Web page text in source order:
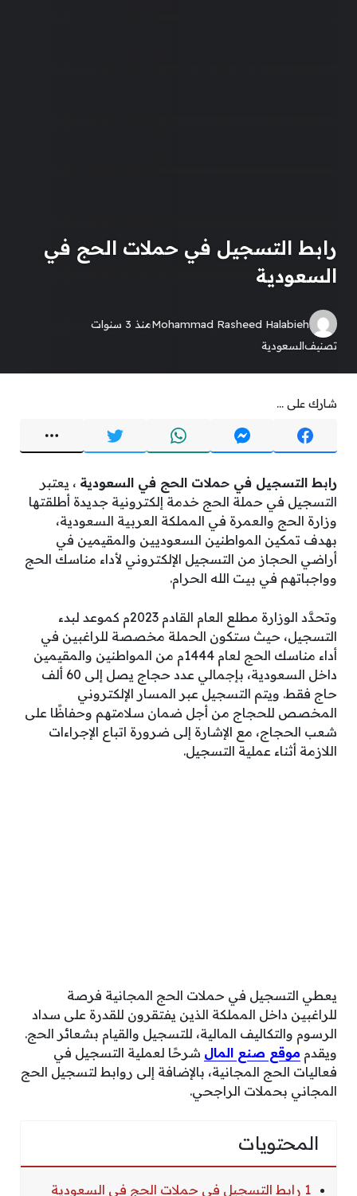
رابط التسجيل في حملات الحج في
السعودية
Mohammad Rasheed Halabiehمنذ 3 سنوات
تصنيفالسعودية
شارك على ...
رابط التسجيل في حملات الحج في السعودية ، يعتبر
التسجيل في حملة الحج خدمة إلكترونية جديدة أطلقتها
وزارة الحج والعمرة في المملكة العربية السعودية،
بهدف تمكين المواطنين السعوديين والمقيمين في
أراضي الحجاز من التسجيل الإلكتروني لأداء مناسك الحج
وواجباتهم في بيت الله الحرام.
وتحدَّد الوزارة مطلع العام القادم 2023م كموعد لبدء
التسجيل، حيث ستكون الحملة مخصصة للراغبين في
أداء مناسك الحج لعام 1444م من المواطنين والمقيمين
داخل السعودية، بإجمالي عدد حجاج يصل إلى 60 ألف
حاج فقط. ويتم التسجيل عبر المسار الإلكتروني
المخصص للحجاج من أجل ضمان سلامتهم وحفاظًا على
شعب الحجاج، مع الإشارة إلى ضرورة اتباع الإجراءات
اللازمة أثناء عملية التسجيل.
يعطي التسجيل في حملات الحج المجانية فرصة
للراغبين داخل المملكة الذين يفتقرون للقدرة على سداد
الرسوم والتكاليف المالية، للتسجيل والقيام بشعائر الحج.
ويقدم موقع صنع المال شرحًا لعملية التسجيل في
فعاليات الحج المجانية، بالإضافة إلى روابط لتسجيل الحج
المجاني بحملات الراجحي.
المحتويات
1 رابط التسجيل في حملات الحج في السعودية